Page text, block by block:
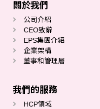
關於我們
公司介紹
CEO致辭
EPS集團介紹
企業架構
董事和管理層
我們的服務
HCP領域